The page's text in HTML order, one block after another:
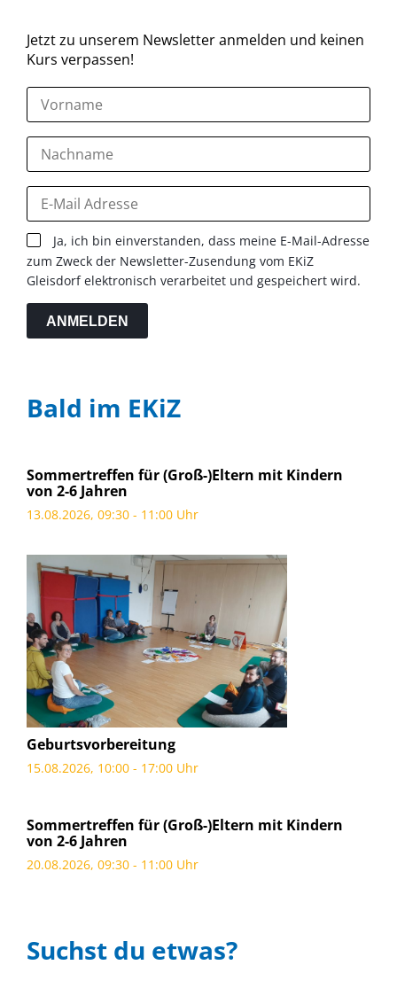
Jetzt zu unserem Newsletter anmelden und keinen
Kurs verpassen!
Ja, ich bin einverstanden, dass meine E-Mail-Adresse
zum Zweck der Newsletter-Zusendung vom EKiZ
Gleisdorf elektronisch verarbeitet und gespeichert wird.
ANMELDEN
Bald im EKiZ
Sommertreffen für (Groß-)Eltern mit Kindern
von 2-6 Jahren
13.08.2026, 09:30 - 11:00 Uhr
Geburtsvorbereitung
15.08.2026, 10:00 - 17:00 Uhr
Sommertreffen für (Groß-)Eltern mit Kindern
von 2-6 Jahren
20.08.2026, 09:30 - 11:00 Uhr
Suchst du etwas?